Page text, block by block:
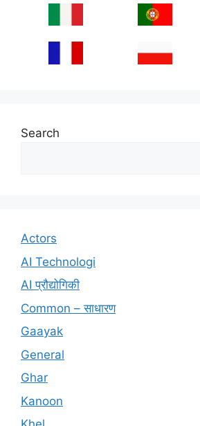
Search
Actors
AI Technologi
AI प्रौद्योगिकी
Common – साधारण
Gaayak
General
Ghar
Kanoon